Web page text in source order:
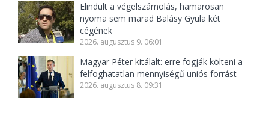
Elindult a végelszámolás, hamarosan
nyoma sem marad Balásy Gyula két
cégének
2026. augusztus 9. 06:01
Magyar Péter kitálalt: erre fogják költeni a
felfoghatatlan mennyiségű uniós forrást
2026. augusztus 8. 09:31